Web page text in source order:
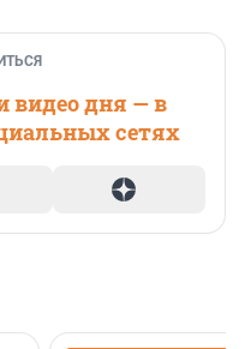
видео дня — в
сетях